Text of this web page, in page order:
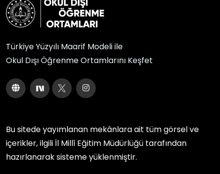
Türkiye Yüzyılı Maarif Modeli ile
Okul Dışı Öğrenme Ortamlarını Keşfet
Bu sitede yayımlanan mekânlara ait tüm görsel ve
içerikler, ilgili İl Millî Eğitim Müdürlüğü tarafından
hazırlanarak sisteme yüklenmiştir.